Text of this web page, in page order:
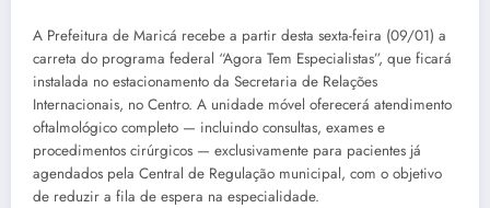
A Prefeitura de Maricá recebe a partir desta sexta-feira (09/01) a
carreta do programa federal “Agora Tem Especialistas”, que ficará
instalada no estacionamento da Secretaria de Relações
Internacionais, no Centro. A unidade móvel oferecerá atendimento
oftalmológico completo — incluindo consultas, exames e
procedimentos cirúrgicos — exclusivamente para pacientes já
agendados pela Central de Regulação municipal, com o objetivo
de reduzir a fila de espera na especialidade.